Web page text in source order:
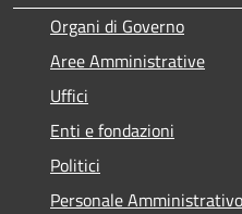
Organi di Governo
Aree Amministrative
Uffici
Enti e fondazioni
Politici
Personale Amministrativo